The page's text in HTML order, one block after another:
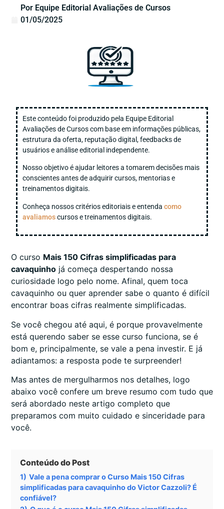
Por Equipe Editorial Avaliações de Cursos
01/05/2025
Este conteúdo foi produzido pela Equipe Editorial
Avaliações de Cursos com base em informações públicas,
estrutura da oferta, reputação digital, feedbacks de
usuários e análise editorial independente.
Nosso objetivo é ajudar leitores a tomarem decisões mais
conscientes antes de adquirir cursos, mentorias e
treinamentos digitais.
Conheça nossos critérios editoriais e entenda como
avaliamoscursos e treinamentos digitais.
O curso Mais 150 Cifras simplificadas para
cavaquinho já começa despertando nossa
curiosidade logo pelo nome. Afinal, quem toca
cavaquinho ou quer aprender sabe o quanto é difícil
encontrar boas cifras realmente simplificadas.
Se você chegou até aqui, é porque provavelmente
está querendo saber se esse curso funciona, se é
bom e, principalmente, se vale a pena investir. E já
adiantamos: a resposta pode te surpreender!
Mas antes de mergulharmos nos detalhes, logo
abaixo você confere um breve resumo com tudo que
será abordado neste artigo completo que
preparamos com muito cuidado e sinceridade para
você.
Conteúdo do Post
1) Vale a pena comprar o Curso Mais 150 Cifras
simplificadas para cavaquinho do Victor Cazzoli? É
confiável?